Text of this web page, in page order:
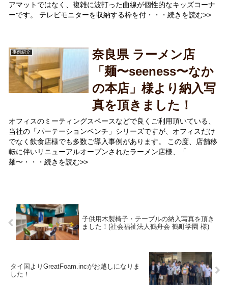
アマットではなく、複雑に波打った曲線が個性的なキッズコーナ
ーです。 テレビモニターを収納する枠を付・・・続きを読む>>
事例紹介
奈良県 ラーメン店
「麺〜seeness〜なか
の本店」様より納入写
真を頂きました！
オフィスのミーティングスペースなどで良くご利用頂いている、
当社の「パーテーションベンチ」シリーズですが、オフィスだけ
でなく飲食店様でも多数ご導入事例があります。 この度、店舗移
転に伴いリニューアルオープンされたラーメン店様、「
麺〜・・・続きを読む>>
子供用木製椅子・テーブルの納入写真を頂き
ました！(社会福祉法人鶴舟会 鶴町学園 様)
タイ国よりGreatFoam.incがお越しになりま
した！